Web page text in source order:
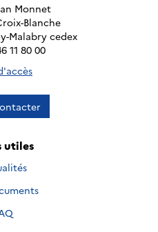
Monnet
Blanche
Malabry cedex
11 80 00
utiles